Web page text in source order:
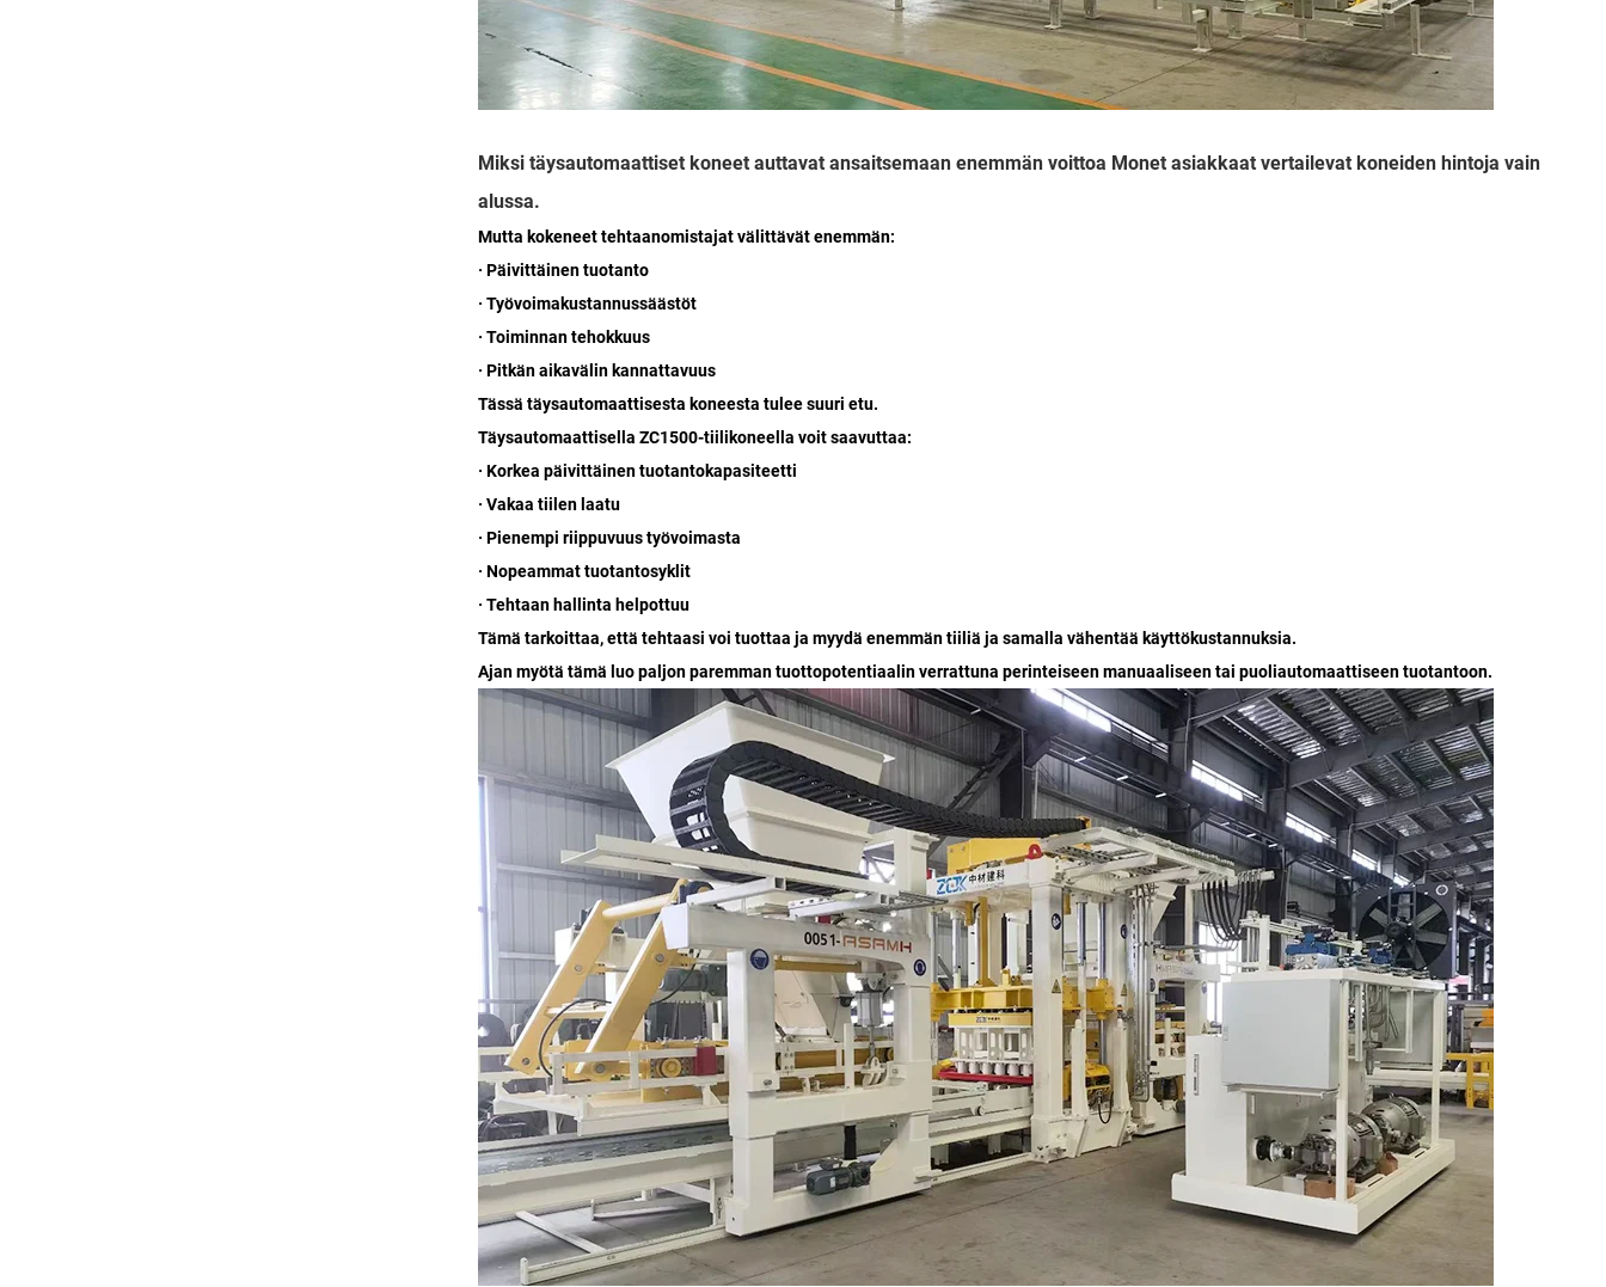
Miksi täysautomaattiset koneet auttavat ansaitsemaan enemmän voittoa Monet asiakkaat vertailevat koneiden hintoja vain
alussa.
Mutta kokeneet tehtaanomistajat välittävät enemmän:
· Päivittäinen tuotanto
· Työvoimakustannussäästöt
· Toiminnan tehokkuus
· Pitkän aikavälin kannattavuus
Tässä täysautomaattisesta koneesta tulee suuri etu.
Täysautomaattisella ZC1500-tiilikoneella voit saavuttaa:
· Korkea päivittäinen tuotantokapasiteetti
· Vakaa tiilen laatu
· Pienempi riippuvuus työvoimasta
· Nopeammat tuotantosyklit
· Tehtaan hallinta helpottuu
Tämä tarkoittaa, että tehtaasi voi tuottaa ja myydä enemmän tiiliä ja samalla vähentää käyttökustannuksia.
Ajan myötä tämä luo paljon paremman tuottopotentiaalin verrattuna perinteiseen manuaaliseen tai puoliautomaattiseen tuotantoon.